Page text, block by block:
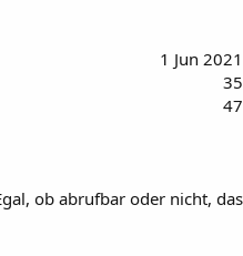
1 Jun 2021
35
47
ob abrufbar oder nicht, das